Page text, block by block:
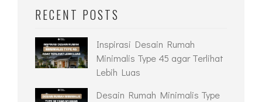
RECENT POSTS
Inspirasi Desain Rumah
Minimalis Type 45 agar Terlihat
Lebih Luas
Desain Rumah Minimalis Type